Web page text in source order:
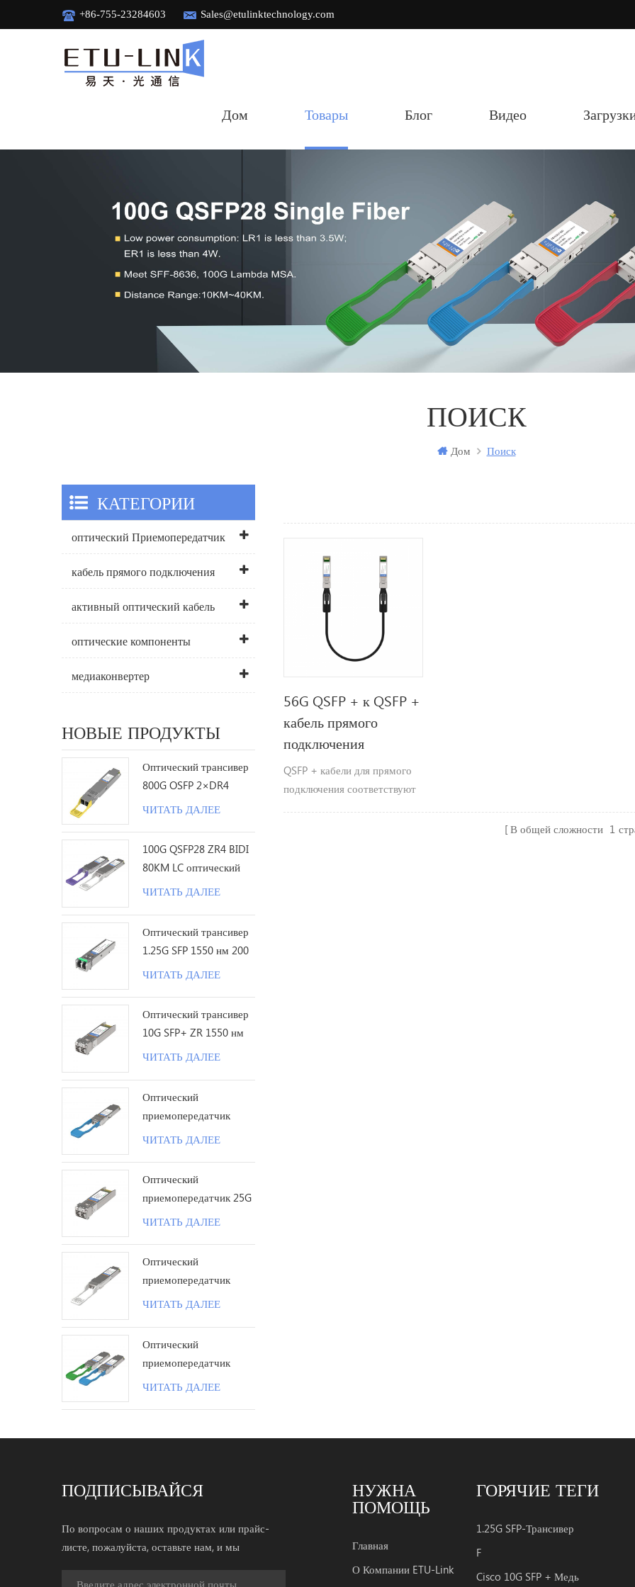
+86-755-23284603 Sales@etulinktechnology.com
Дом Товары Блог Видео
ПОИСК
Дом Поиск
56G QSFP + к QSFP +
кабель прямого
подключения
QSFP + кабели для прямого
подключения соответствуют
В общей сложности 1
КАТЕГОРИИ
оптический Приемопередатчик
кабель прямого подключения
активный оптический кабель
оптические компоненты
медиаконвертер
НОВЫЕ ПРОДУКТЫ
Оптический трансивер
800G OSFP 2×DR4
1310nm 500M MPO12 с
ЧИТАТЬ ДАЛЕЕ
100G QSFP28 ZR4 BIDI
80KM LC оптический
трансивер
ЧИТАТЬ ДАЛЕЕ
Оптический трансивер
1.25G SFP 1550 нм 200
км LC
ЧИТАТЬ ДАЛЕЕ
Оптический трансивер
10G SFP+ ZR 1550 нм
120 км LC
ЧИТАТЬ ДАЛЕЕ
Оптический
приемопередатчик
100G QSFP28 LR с
ЧИТАТЬ ДАЛЕЕ
Оптический
приемопередатчик 25G
SFP28 ZR 1310 нм 80
ЧИТАТЬ ДАЛЕЕ
Оптический
приемопередатчик
100G QSFP28 ZR4
ЧИТАТЬ ДАЛЕЕ
Оптический
приемопередатчик
100G QSFP28 BIDI 40
ЧИТАТЬ ДАЛЕЕ
ПОДПИСЫВАЙСЯ
По вопросам о наших продуктах или прайс-
листе, пожалуйста, оставьте нам, и мы
НУЖНА
ПОМОЩЬ
Главная
О Компании ETU-Link
ГОРЯЧИЕ ТЕГИ
1.25G SFP-Трансивер
F
Cisco 10G SFP + Медь